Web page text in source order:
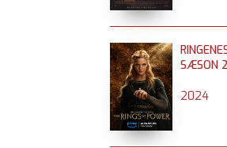
SÆSON
2024